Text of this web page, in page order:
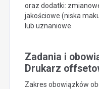
oraz dodatki:
jakościowe (niska
lub uznaniowe.
Zadania i
Drukarz
Zakres obowiązków